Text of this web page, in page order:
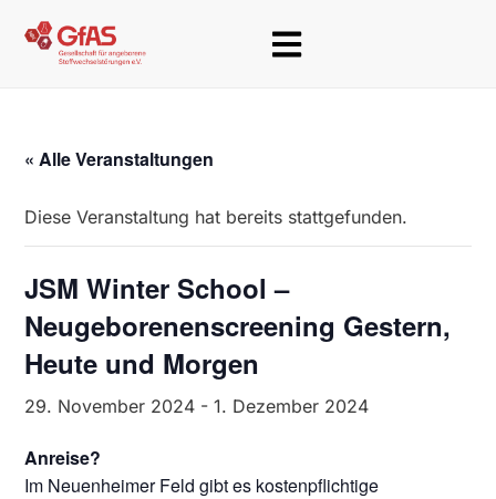
« Alle Veranstaltungen
Diese Veranstaltung hat bereits stattgefunden.
JSM Winter School –
Neugeborenenscreening Gestern,
Heute und Morgen
29. November 2024 -1. Dezember 2024
Anreise?
Im Neuenheimer Feld gibt es kostenpflichtige